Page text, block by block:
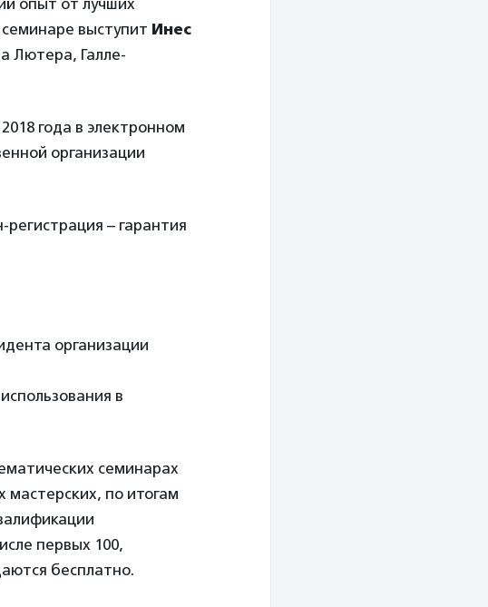
опыт от лучших
выступит Инес
Лютера, Галле-
года в электронном
организации
– гарантия
организации
в
семинарах
по итогам
первых 100,
бесплатно.